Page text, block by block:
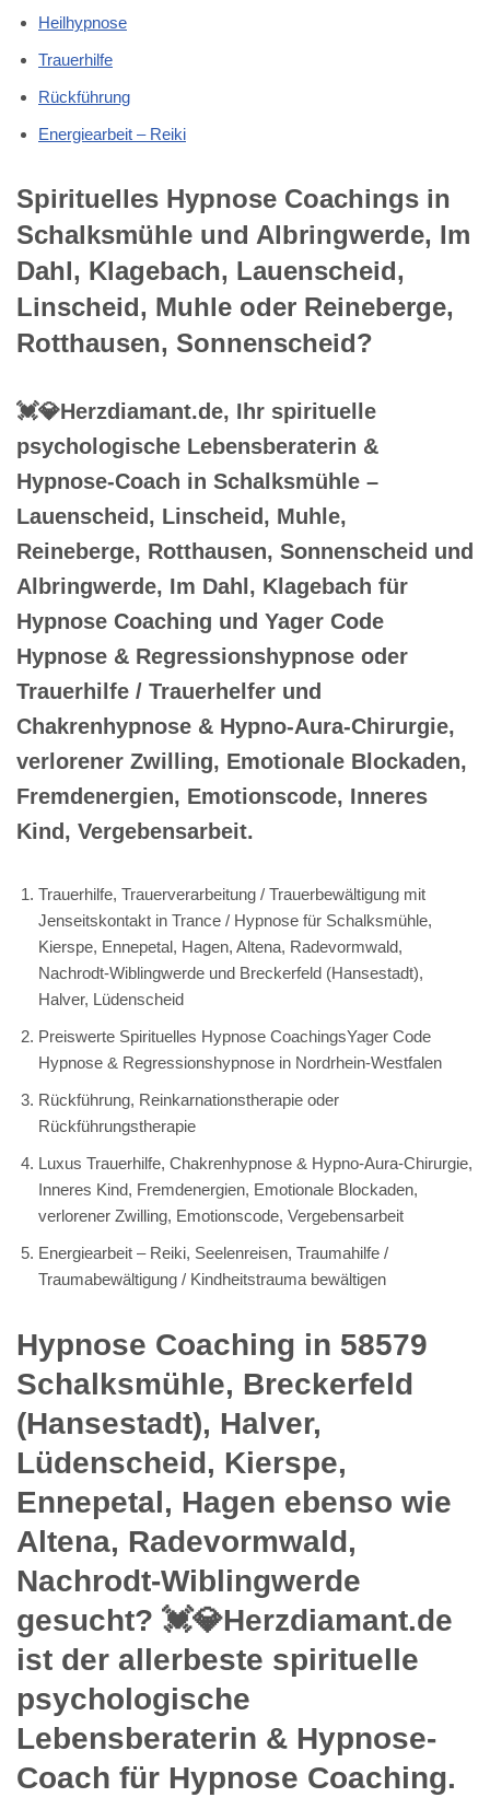
Heilhypnose
Trauerhilfe
Rückführung
Energiearbeit – Reiki
Spirituelles Hypnose Coachings in
Schalksmühle und Albringwerde, Im
Dahl, Klagebach, Lauenscheid,
Linscheid, Muhle oder Reineberge,
Rotthausen, Sonnenscheid?
💓️💎Herzdiamant.de, Ihr spirituelle
psychologische Lebensberaterin &
Hypnose-Coach in Schalksmühle –
Lauenscheid, Linscheid, Muhle,
Reineberge, Rotthausen, Sonnenscheid und
Albringwerde, Im Dahl, Klagebach für
Hypnose Coaching und Yager Code
Hypnose & Regressionshypnose oder
Trauerhilfe / Trauerhelfer und
Chakrenhypnose & Hypno-Aura-Chirurgie,
verlorener Zwilling, Emotionale Blockaden,
Fremdenergien, Emotionscode, Inneres
Kind, Vergebensarbeit.
Trauerhilfe, Trauerverarbeitung / Trauerbewältigung mit
Jenseitskontakt in Trance / Hypnose für Schalksmühle,
Kierspe, Ennepetal, Hagen, Altena, Radevormwald,
Nachrodt-Wiblingwerde und Breckerfeld (Hansestadt),
Halver, Lüdenscheid
Preiswerte Spirituelles Hypnose CoachingsYager Code
Hypnose & Regressionshypnose in Nordrhein-Westfalen
Rückführung, Reinkarnationstherapie oder
Rückführungstherapie
Luxus Trauerhilfe, Chakrenhypnose & Hypno-Aura-Chirurgie,
Inneres Kind, Fremdenergien, Emotionale Blockaden,
verlorener Zwilling, Emotionscode, Vergebensarbeit
Energiearbeit – Reiki, Seelenreisen, Traumahilfe /
Traumabewältigung / Kindheitstrauma bewältigen
Hypnose Coaching in 58579
Schalksmühle, Breckerfeld
(Hansestadt), Halver,
Lüdenscheid, Kierspe,
Ennepetal, Hagen ebenso wie
Altena, Radevormwald,
Nachrodt-Wiblingwerde
gesucht? 💓️💎Herzdiamant.de
ist der allerbeste spirituelle
psychologische
Lebensberaterin & Hypnose-
Coach für Hypnose Coaching.